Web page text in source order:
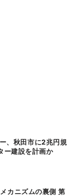
ー建設を計画か